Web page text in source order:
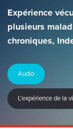
Expérience
plusieurs
chroniques,
Audio
L'expérience de la